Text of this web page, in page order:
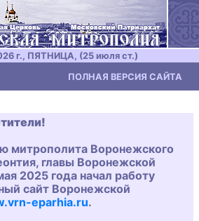
г., ПЯТНИЦА, (25 июля ст.)
ПОЛНАЯ ВЕРСИЯ САЙТА
митрополита Воронежского
главы Воронежской
2025 года начал работу
сайт Воронежской
eparhia.ru.